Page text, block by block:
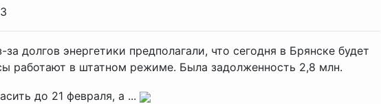
долгов энергетики предполагали, что сегодня в Брянске будет
работают в штатном режиме. Была задолженность 2,8 млн.
до 21 февраля, а ...